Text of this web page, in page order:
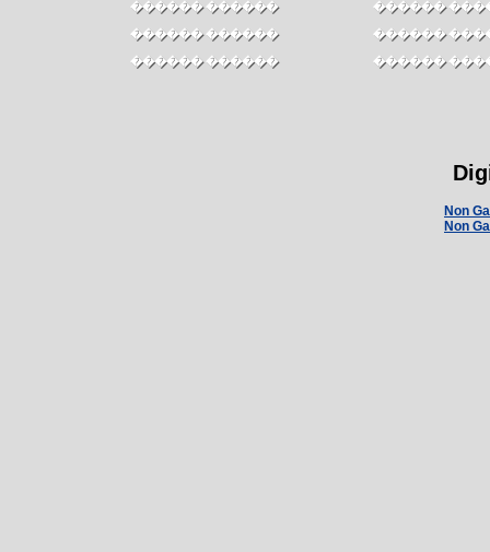
������ ������
������ ������
������ ������
������
������
������
Non
Non